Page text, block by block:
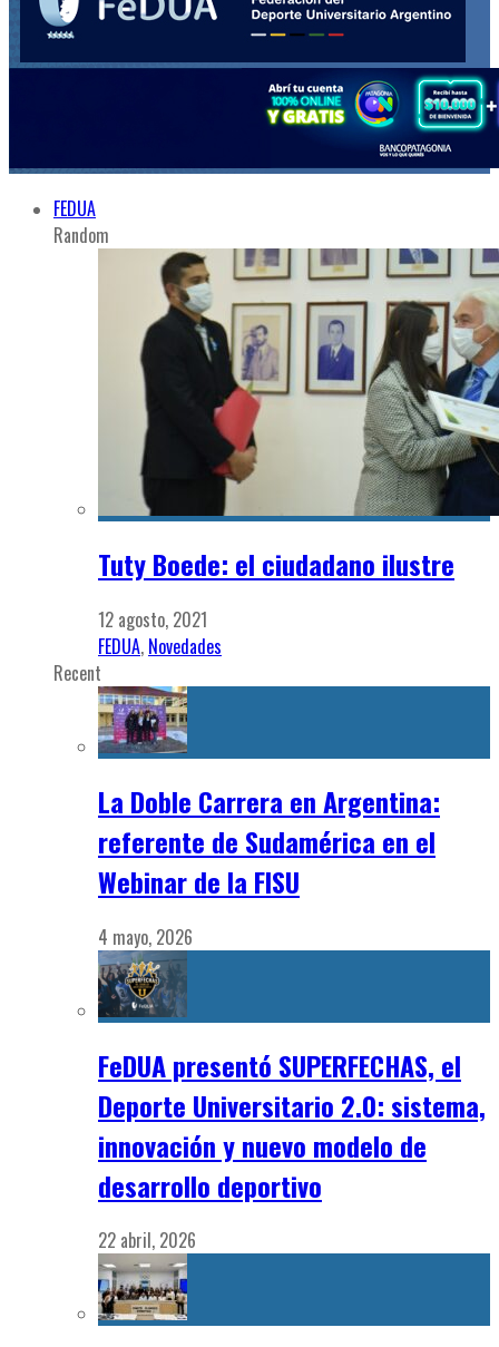
FEDUA
Random
Tuty Boede: el ciudadano ilustre
12 agosto, 2021
FEDUA, Novedades
Recent
La Doble Carrera en Argentina:
referente de Sudamérica en el
Webinar de la FISU
4 mayo, 2026
FeDUA presentó SUPERFECHAS, el
Deporte Universitario 2.0: sistema,
innovación y nuevo modelo de
desarrollo deportivo
22 abril, 2026